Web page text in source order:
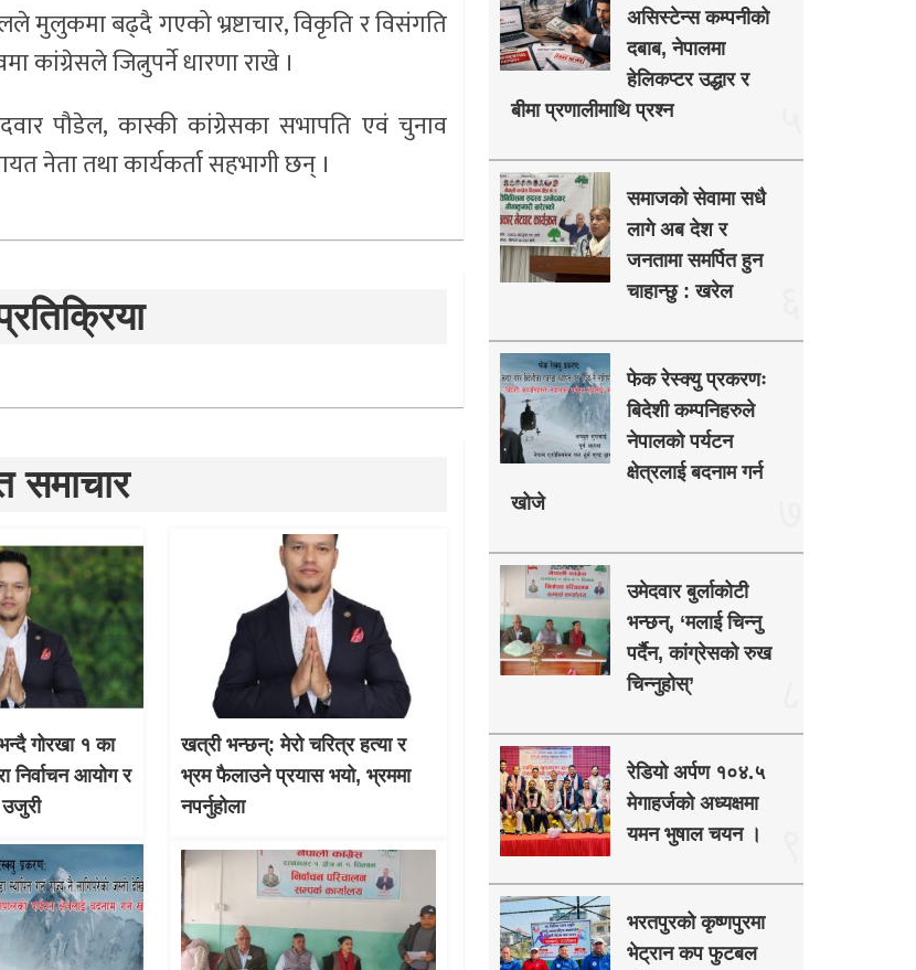
मुलुकमा बढ्दै गएको भ्रष्टाचार, विकृति र विसंगति
कांग्रेसले जित्नुपर्ने धारणा राखे ।
पौडेल, कास्की कांग्रेसका सभापति एवं चुनाव
नेता तथा कार्यकर्ता सहभागी छन् ।
समाचार
गोरखा १ का
निर्वाचन आयोग र
खत्री भन्छन्: मेरो चरित्र हत्या र
भ्रम फैलाउने प्रयास भयो, भ्रममा
नपर्नुहोला
असिस्टेन्स कम्पनीको
दबाब, नेपालमा
हेलिकप्टर उद्धार र
बीमा प्रणालीमाथि प्रश्न
समाजको सेवामा सधै
लागे अब देश र
जनतामा समर्पित हुन
चाहान्छु : खरेल
फेक रेस्क्यु प्रकरणः
बिदेशी कम्पनिहरुले
नेपालको पर्यटन
क्षेत्रलाई बदनाम गर्न
खोजे
उमेदवार बुर्लाकोटी
भन्छन्, ‘मलाई चिन्नु
पर्दैन, कांग्रेसको रुख
चिन्नुहोस्’
रेडियो अर्पण १०४.५
मेगाहर्जको अध्यक्षमा
यमन भुषाल चयन ।
भरतपुरको कृष्णपुरमा
भेट्रान कप फुटबल